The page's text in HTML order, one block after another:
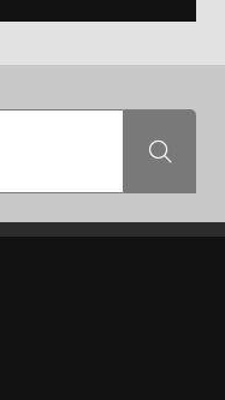
Recherche